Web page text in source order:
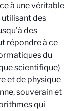
à une véritable
utilisant des
des
répondre à ce
du
scientifique)
et de physique
souverain et
qui